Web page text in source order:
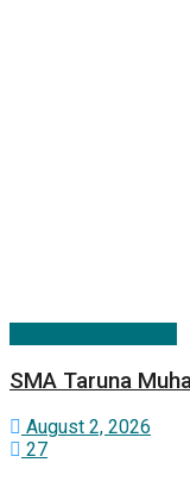
SMA Taruna
August 2, 2026
27